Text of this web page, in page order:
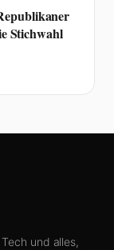
Stichwahl
und alles,